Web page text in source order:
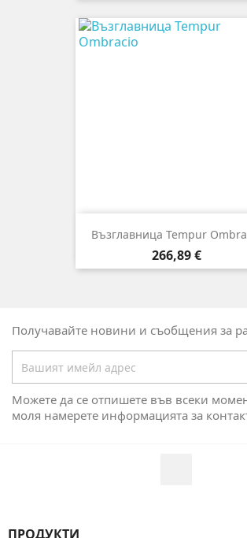
Възглавница Tempur
Цена
266,89 €
Получавайте новини и съобщения за
Можете да се отпишете във всеки
моля намерете информацията за
ПРОДУКТИ